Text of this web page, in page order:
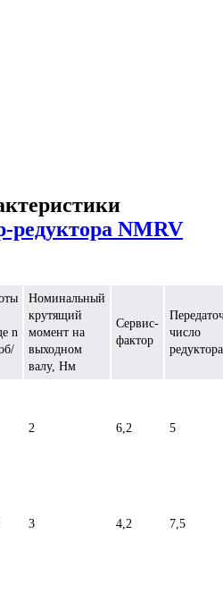
редуктора NMRV
n
Номинальный
крутящий
момент на
выходном
валу, Нм
Сервис-
фактор
число
редуктора
2 6,2 5
3 4,2 7,5